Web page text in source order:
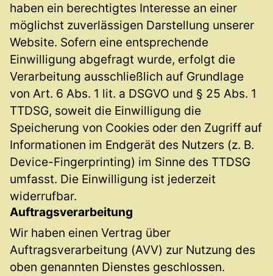
haben ein berechtigtes Interesse an einer
möglichst zuverlässigen Darstellung unserer
Website. Sofern eine entsprechende
Einwilligung abgefragt wurde, erfolgt die
Verarbeitung ausschließlich auf Grundlage
von Art. 6 Abs. 1 lit. a DSGVO und § 25 Abs. 1
TTDSG, soweit die Einwilligung die
Speicherung von Cookies oder den Zugriff auf
Informationen im Endgerät des Nutzers (z. B.
Device-Fingerprinting) im Sinne des TTDSG
umfasst. Die Einwilligung ist jederzeit
widerrufbar.
Auftragsverarbeitung
Wir haben einen Vertrag über
Auftragsverarbeitung (AVV) zur Nutzung des
oben genannten Dienstes geschlossen.